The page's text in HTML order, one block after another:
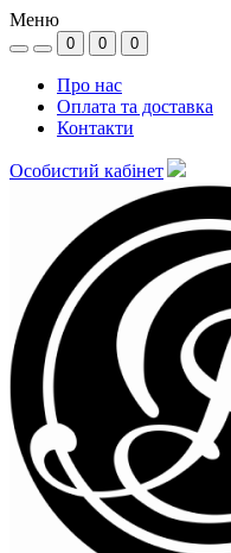
Меню
0 0 0
Про нас
Оплата та доставка
Контакти
Особистий кабінет